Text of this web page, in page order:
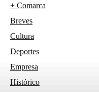
+ Comarca
Breves
Cultura
Deportes
Empresa
Histórico